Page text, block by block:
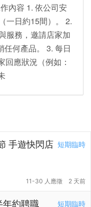
內容 1. 依公司安
一日約15間）。 2.
服務，邀請店家加
任何產品。 3. 每日
回應狀況（例如：
短期臨時
手遊快閃店
11-30 人應徵 2 天前
短期臨時
年約聘職